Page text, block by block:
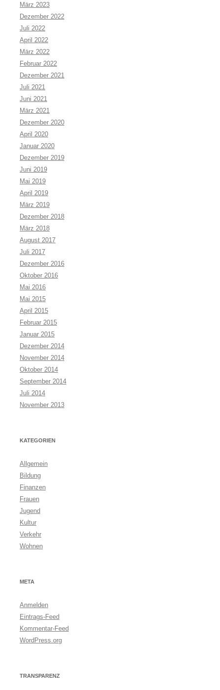
März 2023
Dezember 2022
Juli 2022
April 2022
März 2022
Februar 2022
Dezember 2021
Juli 2021
Juni 2021
März 2021
Dezember 2020
April 2020
Januar 2020
Dezember 2019
Juni 2019
Mai 2019
April 2019
März 2019
Dezember 2018
März 2018
August 2017
Juli 2017
Dezember 2016
Oktober 2016
Mai 2016
Mai 2015
April 2015
Februar 2015
Januar 2015
Dezember 2014
November 2014
Oktober 2014
September 2014
Juli 2014
November 2013
KATEGORIEN
Allgemein
Bildung
Finanzen
Frauen
Jugend
Kultur
Verkehr
Wohnen
META
Anmelden
Eintrags-Feed
Kommentar-Feed
WordPress.org
TRANSPARENZ